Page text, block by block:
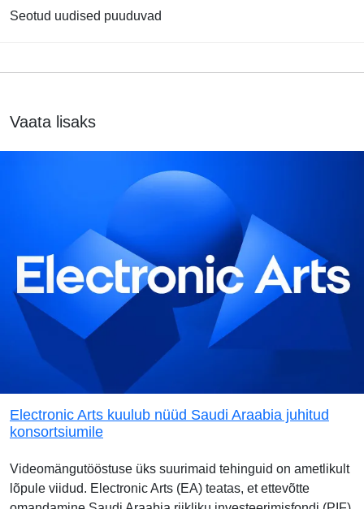
Seotud uudised puuduvad
Vaata lisaks
Electronic Arts kuulub nüüd Saudi Araabia juhitud
konsortsiumile
Videomängutööstuse üks suurimaid tehinguid on ametlikult
lõpule viidud. Electronic Arts (EA) teatas, et ettevõtte